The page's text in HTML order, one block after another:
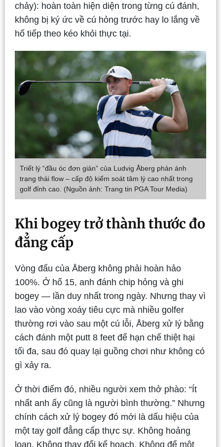
chảy): hoàn toàn hiện diện trong từng cú đánh,
không bị ký ức về cú hỏng trước hay lo lắng về
hố tiếp theo kéo khỏi thực tại.
Triết lý “đầu óc đơn giản” của Ludvig Åberg phản ánh
trạng thái flow – cấp độ kiểm soát tâm lý cao nhất trong
golf đỉnh cao. (Nguồn ảnh: Trang tin PGA Tour Media)
Khi bogey trở thành thước đo
đẳng cấp
Vòng đấu của Åberg không phải hoàn hảo
100%. Ở hố 15, anh đánh chip hỏng và ghi
bogey — lần duy nhất trong ngày. Nhưng thay vì
lao vào vòng xoáy tiêu cực mà nhiều golfer
thường rơi vào sau một cú lỗi, Åberg xử lý bằng
cách đánh một putt 8 feet để hạn chế thiệt hại
tối đa, sau đó quay lại guồng chơi như không có
gì xảy ra.
Ở thời điểm đó, nhiều người xem thở phào: “Ít
nhất anh ấy cũng là người bình thường.” Nhưng
chính cách xử lý bogey đó mới là dấu hiệu của
một tay golf đẳng cấp thực sự. Không hoảng
loạn. Không thay đổi kế hoạch. Không để một